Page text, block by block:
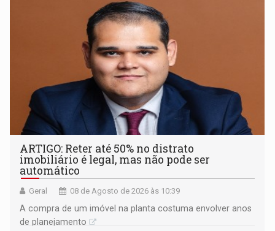
ARTIGO: Reter até 50% no distrato
imobiliário é legal, mas não pode ser
automático
Geral 08 de Agosto de 2026 às 10:39
A compra de um imóvel na planta costuma envolver anos
de planejamento